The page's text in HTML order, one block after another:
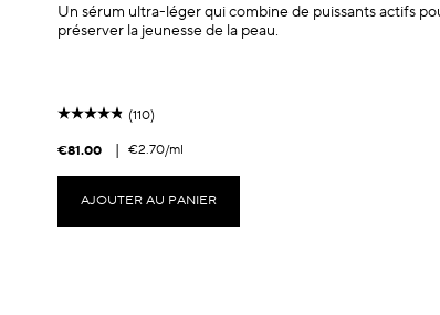
Un sérum ultra-léger qui combine de puissants actifs
préserver la jeunesse de la peau.
(110)
€81.00 €2.70/ml
AJOUTER AU PANIER